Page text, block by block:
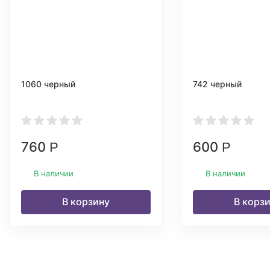
1060 черный
760 Р
В наличии
В корзину
742 черный
600 Р
В наличии
В